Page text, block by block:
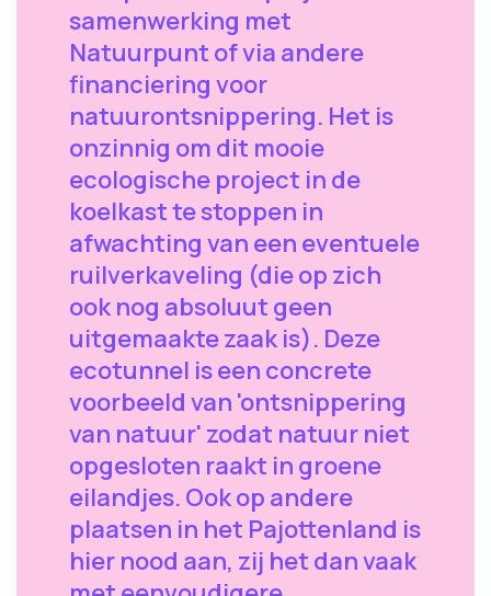
samenwerking met
Natuurpunt of via andere
financiering voor
natuurontsnippering. Het is
onzinnig om dit mooie
ecologische project in de
koelkast te stoppen in
afwachting van een eventuele
ruilverkaveling (die op zich
ook nog absoluut geen
uitgemaakte zaak is). Deze
ecotunnel is een concrete
voorbeeld van 'ontsnippering
van natuur' zodat natuur niet
opgesloten raakt in groene
eilandjes. Ook op andere
plaatsen in het Pajottenland is
hier nood aan, zij het dan vaak